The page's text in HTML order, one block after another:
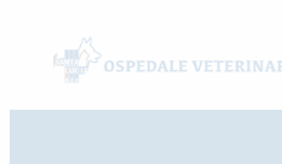
content